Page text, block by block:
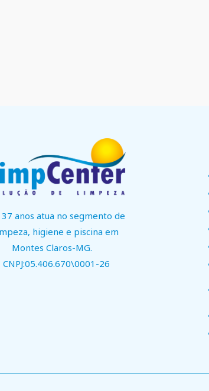
37 anos atua no segmento de
higiene e piscina em
Montes Claros-MG.
CNPJ:05.406.670\0001-26